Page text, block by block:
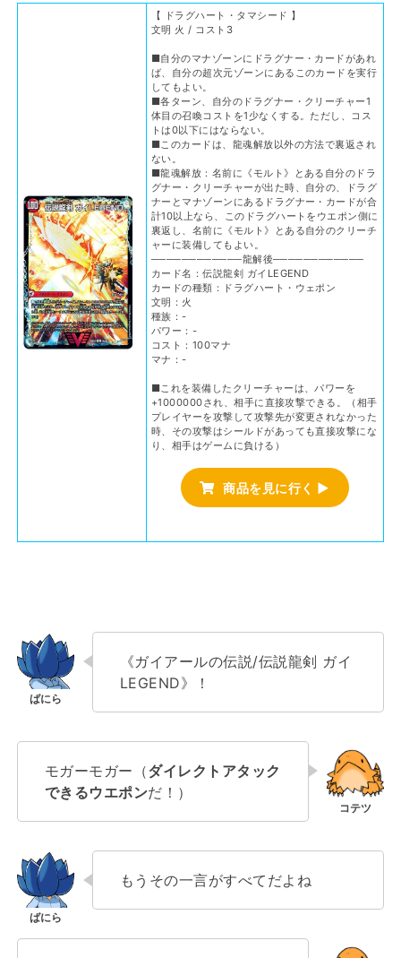
【 ドラグハート・タマシード 】
文明 火 / コスト3
■自分のマナゾーンにドラグナー・カードがあれ
ば、自分の超次元ゾーンにあるこのカードを実行
してもよい。
■各ターン、自分のドラグナー・クリーチャー1
体目の召喚コストを1少なくする。ただし、コス
トは0以下にはならない。
■このカードは、龍魂解放以外の方法で裏返され
ない。
■龍魂解放：名前に《モルト》とある自分のドラ
グナー・クリーチャーが出た時、自分の、ドラグ
ナーとマナゾーンにあるドラグナー・カードが合
計10以上なら、このドラグハートをウエポン側に
裏返し、名前に《モルト》とある自分のクリーチ
ャーに装備してもよい。
────────────龍解後────────────
カード名：伝説龍剣 ガイLEGEND
カードの種類：ドラグハート・ウェポン
文明：火
種族：-
パワー：-
コスト：100マナ
マナ：-
■これを装備したクリーチャーは、パワーを
+1000000され、相手に直接攻撃できる。（相手
プレイヤーを攻撃して攻撃先が変更されなかった
時、その攻撃はシールドがあっても直接攻撃にな
り、相手はゲームに負ける）
商品を見に行く ▶
《ガイアールの伝説/伝説龍剣 ガイ
LEGEND》！
モガーモガー（ダイレクトアタック
できるウエポンだ！）
もうその一言がすべてだよね